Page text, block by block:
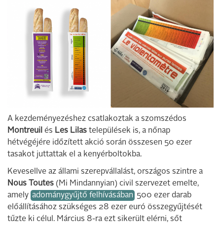
A kezdeményezéshez csatlakoztak a szomszédos
Montreuil és Les Lilas települések is, a nőnap
hétvégéjére időzített akció során összesen 50 ezer
tasakot juttattak el a kenyérboltokba.
Kevesellve az állami szerepvállalást, országos szintre a
Nous Toutes (Mi Mindannyian) civil szervezet emelte,
amely adománygyűjtő felhívásában 500 ezer darab
előállításához szükséges 28 ezer euró összegyűjtését
tűzte ki célul. Március 8-ra ezt sikerült elérni, sőt